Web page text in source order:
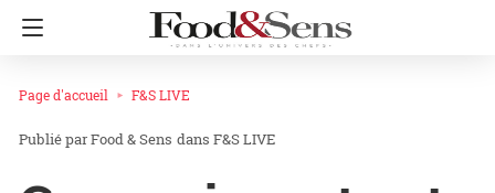
Page d'accueil F&S LIVE
Food & Sens dans F&S LIVE